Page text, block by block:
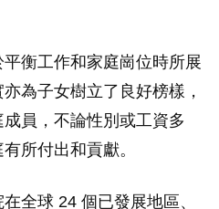
衡工作和家庭崗位時所展
為子女樹立了良好榜樣，
員，不論性別或工資多
所付出和貢獻。
全球 24 個已發展地區、